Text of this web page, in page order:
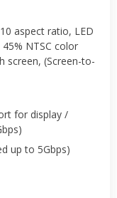
aspect ratio, LED
NTSC color
screen, (Screen-to-
for display /
up to 5Gbps)